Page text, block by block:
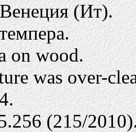
(Ит).
on wood.
was over-
(215/